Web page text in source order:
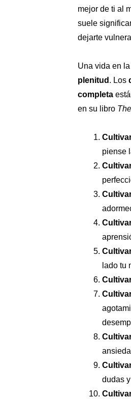
mejor de ti al
suele
dejarte
Una vida en
plenitud . Los
completa
en su libro
piense
lado tu
dudas